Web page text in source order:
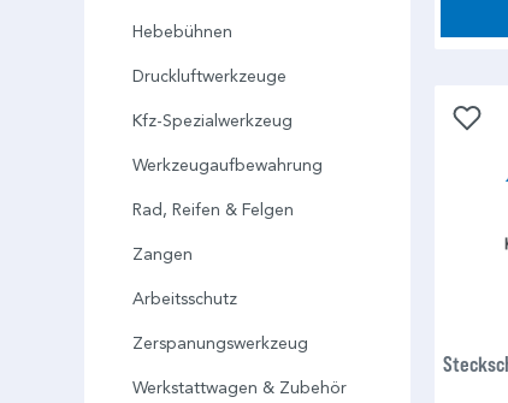
Hebebühnen
Druckluftwerkzeuge
Kfz-Spezialwerkzeug
Werkzeugaufbewahrung
Rad, Reifen & Felgen
Zangen
Arbeitsschutz
Zerspanungswerkzeug
Werkstattwagen & Zubehör